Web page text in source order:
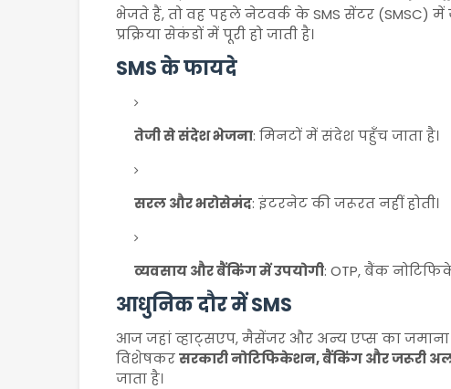
भेजते हैं, तो वह पहले नेटवर्क के SMS सेंटर (SMSC) में
प्रक्रिया सेकंडों में पूरी हो जाती है।
SMS के फायदे
तेजी से संदेश भेजना: मिनटों में संदेश पहुँच जाता है।
सरल और भरोसेमंद: इंटरनेट की जरूरत नहीं होती।
व्यवसाय और बैंकिंग में उपयोगी: OTP, बैंक
आधुनिक दौर में SMS
आज जहां व्हाट्सएप, मैसेंजर और अन्य एप्स का जमाना
विशेषकरसरकारी नोटिफिकेशन, बैंकिंग और जरूरी
जाता है।